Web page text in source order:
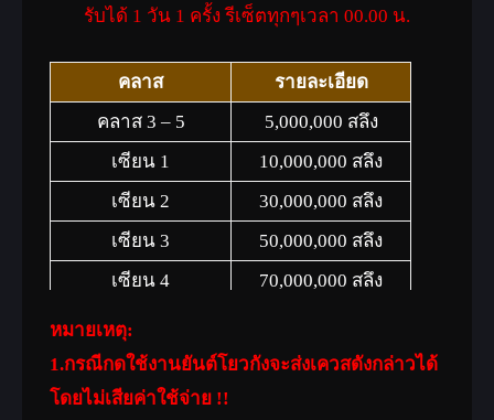
+500, พลังปราณ +300
ลายมังกรแดง(1วัน)(event)
ปราณทั้งหมด +3 ค่าประสบการณ์
+20% HP +500 MP +300
พลังโจมตีอาวุธ +5% อานุภาพวิชา
+10% ป้องกัน +10%
(ไอเทมไม่สามารถแลกเปลี่ยนได้)
ลายมังกรขาว(1วัน)(event)
ปราณทั้งหมด +3 ค่าประสบการณ์ +20%
(ไอเทมไม่สามารถแลกเปลี่ยนได้)
ลายมังกรดำ(1วัน)(event)
รับได้ 1 วัน 1 ครั้ง รีเซ็ตทุกๆเวลา 00.00 น.
คลาส
รายละเอียด
คลาส 3 – 5
5,000,000 สลึง
เซียน 1
10,000,000 สลึง
เซียน 2
30,000,000 สลึง
เซียน 3
50,000,000 สลึง
เซียน 4
70,000,000 สลึง
เซียน 5
เซียน 6
150,000,000 สลึง
เซียน 7
หมายเหตุ:
1.กรณีกดใช้งานยันต์โยวกังจะส่งเควสดังกล่าวได้
โดยไม่เสียค่าใช้จ่าย !!